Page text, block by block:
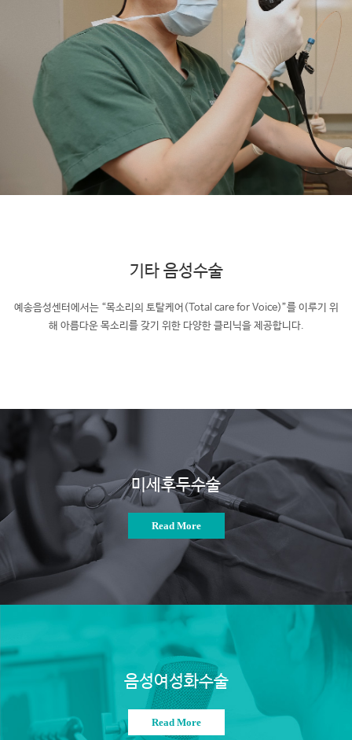
기타 음성수술
예송음성센터에서는 “목소리의 토탈케어(Total care for Voice)”를 이루기 위
해 아름다운 목소리를 갖기 위한 다양한 클리닉을 제공합니다.
미세후두수술
Read More
음성여성화수술
Read More